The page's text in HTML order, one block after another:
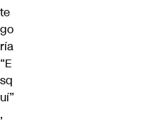
te
go
ría
“E
sq
uí”
,